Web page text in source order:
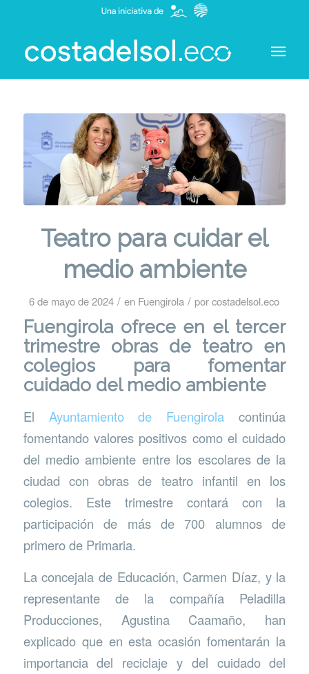
Teatro para cuidar el
medio ambiente
6 de mayo de 2024 / en Fuengirola / porcostadelsol.eco
Fuengirola ofrece en el tercer
trimestre obras de teatro en
colegios para fomentar
cuidado del medio ambiente
El Ayuntamiento de Fuengirola continúa
fomentando valores positivos como el cuidado
del medio ambiente entre los escolares de la
ciudad con obras de teatro infantil en los
colegios. Este trimestre contará con la
participación de más de 700 alumnos de
primero de Primaria.
La concejala de Educación, Carmen Díaz, y la
representante de la compañía Peladilla
Producciones, Agustina Caamaño, han
explicado que en esta ocasión fomentarán la
importancia del reciclaje y del cuidado del